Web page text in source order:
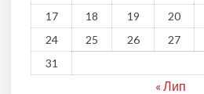
17
18 19 20
24
25 26 27
31
« Лип